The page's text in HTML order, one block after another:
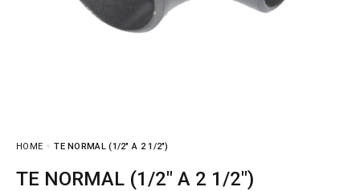
HOME TE NORMAL (1/2″ A 2 1/2″)
TE NORMAL (1/2″ A 2 1/2″)